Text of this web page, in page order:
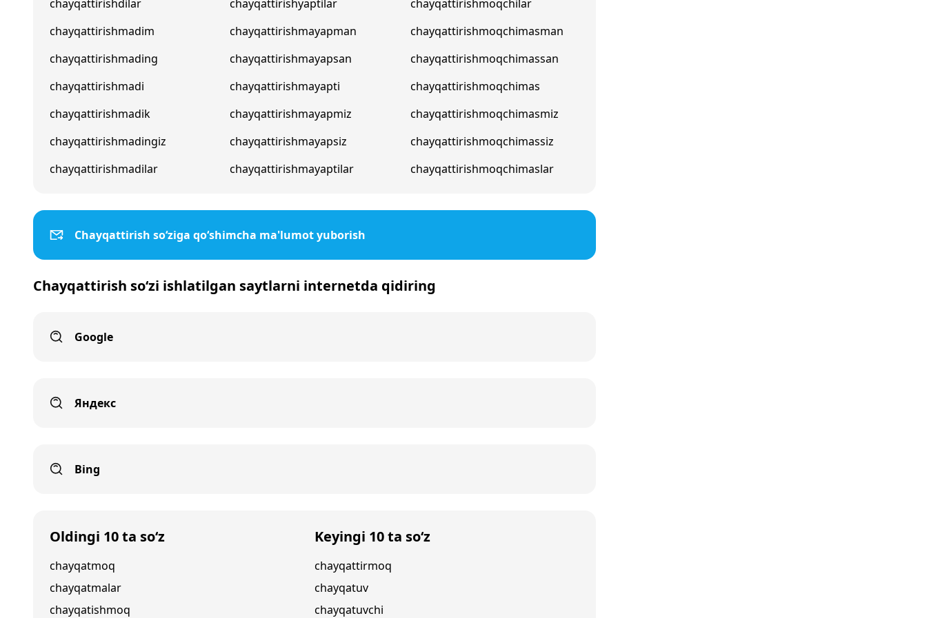
chayqattirishdilar
chayqattirishmadim
chayqattirishmading
chayqattirishmadi
chayqattirishmadik
chayqattirishmadingiz
chayqattirishmadilar
chayqattirishyaptilar
chayqattirishmayapman
chayqattirishmayapsan
chayqattirishmayapti
chayqattirishmayapmiz
chayqattirishmayapsiz
chayqattirishmayaptilar
chayqattirishmoqchilar
chayqattirishmoqchimasman
chayqattirishmoqchimassan
chayqattirishmoqchimas
chayqattirishmoqchimasmiz
chayqattirishmoqchimassiz
chayqattirishmoqchimaslar
Chayqattirish so‘ziga qo‘shimcha ma'lumot yuborish
Chayqattirish so‘zi ishlatilgan saytlarni internetda qidiring
Google
Яндекс
Bing
Oldingi 10 ta so‘z
chayqatmoq
chayqatmalar
chayqatishmoq
Keyingi 10 ta so‘z
chayqattirmoq
chayqatuv
chayqatuvchi